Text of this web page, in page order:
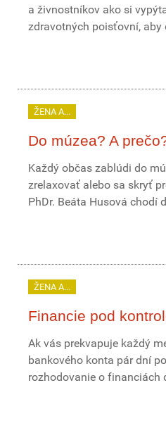
a živnostníkov ako si
zdravotných poisťovní, aby
ŽENA A...
Do múzea? A
Každý občas zablúdi do
zrelaxovať alebo sa skryť
PhDr. Beáta Husová chodí
ŽENA A...
Financie pod
Ak vás prekvapuje každý
bankového konta pár dní
rozhodovanie o financiách